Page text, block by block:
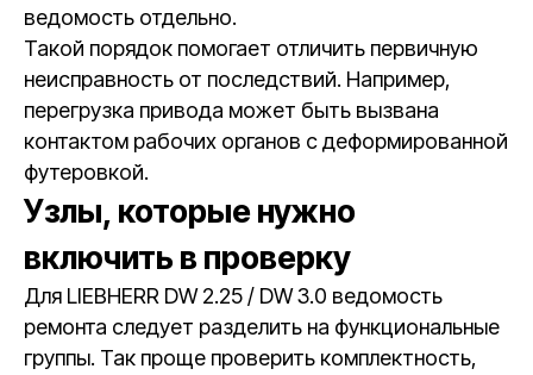
ведомость отдельно.
Такой порядок помогает отличить первичную
неисправность от последствий. Например,
перегрузка привода может быть вызвана
контактом рабочих органов с деформированной
футеровкой.
Узлы, которые нужно
включить в проверку
Для LIEBHERR DW 2.25 / DW 3.0 ведомость
ремонта следует разделить на функциональные
группы. Так проще проверить комплектность,